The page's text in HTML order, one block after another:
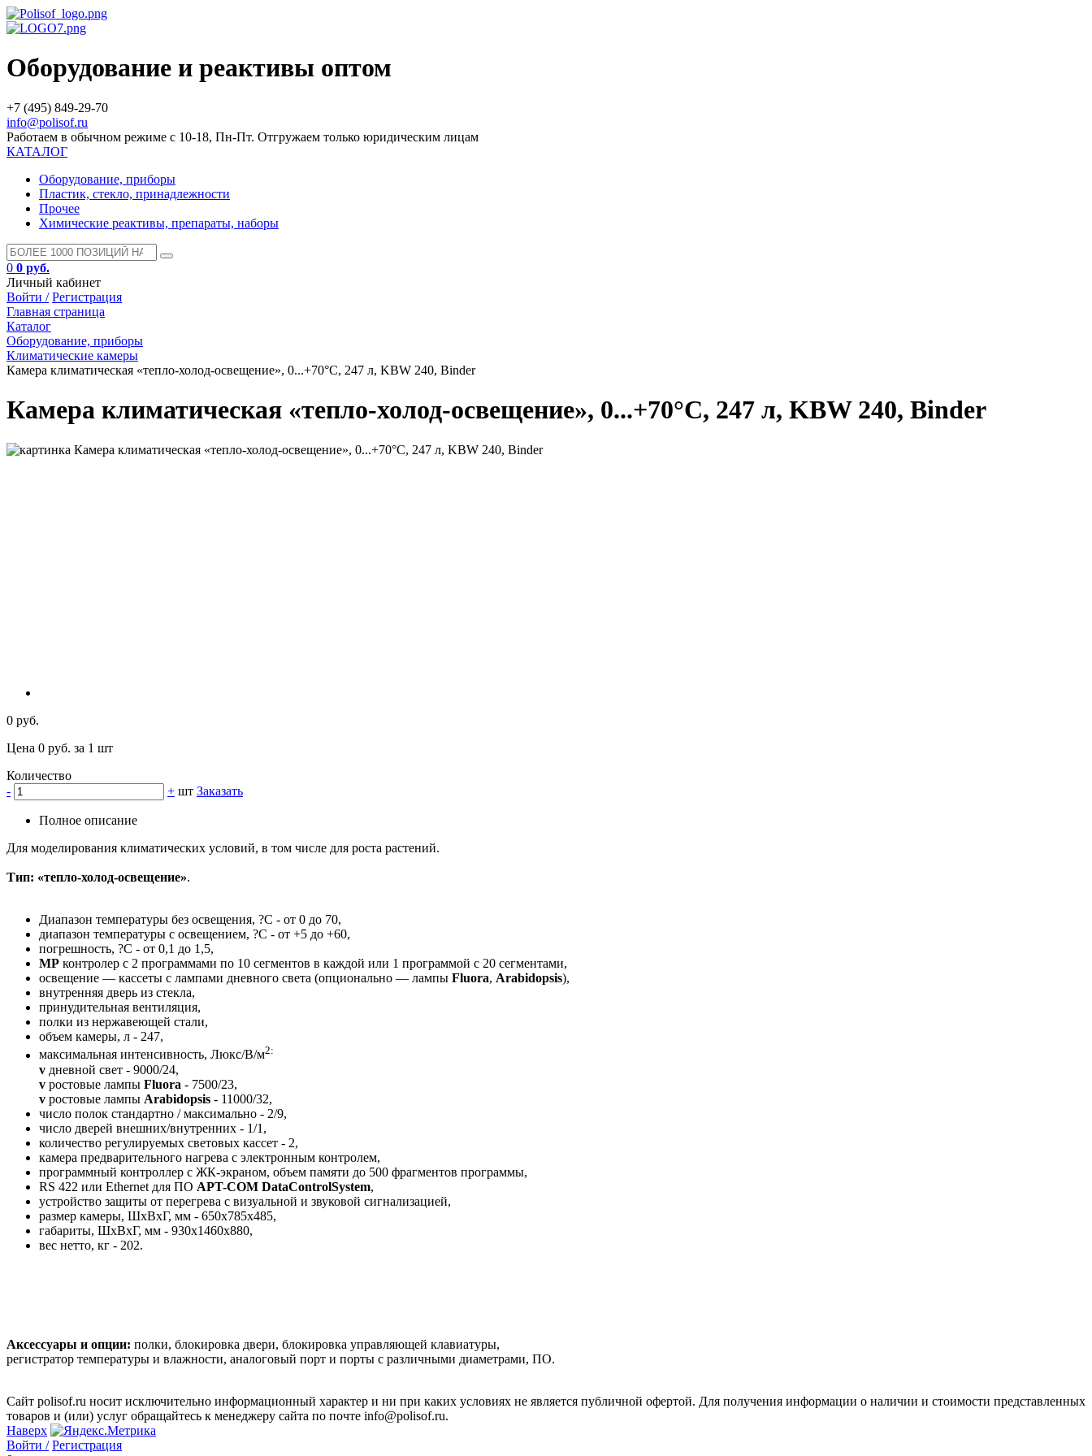
Оборудование и реактивы оптом
+7 (495) 849-29-70
info@polisof.ru
Работаем в обычном режиме с 10-18, Пн-Пт. Отгружаем только юридическим лицам
КАТАЛОГ
Оборудование, приборы
Пластик, стекло, принадлежности
Прочее
Химические реактивы, препараты, наборы
0 0 руб.
Личный кабинет
Войти / Регистрация
Главная страница
Каталог
Оборудование, приборы
Климатические камеры
Камера климатическая «тепло-холод-освещение», 0...+70°С, 247 л, KBW 240, Binder
Камера климатическая «тепло-холод-освещение», 0...+70°С, 247 л, KBW 240, Binder
0 руб.
Цена 0 руб. за 1 шт
Количество
-
+ шт Заказать
Полное описание
Для моделирования климатических условий, в том числе для роста растений.
Тип: «тепло-холод-освещение».
Диапазон температуры без освещения, ?С - от 0 до 70,
диапазон температуры с освещением, ?С - от +5 до +60,
погрешность, ?С - от 0,1 до 1,5,
MP контролер с 2 программами по 10 сегментов в каждой или 1 программой с 20 сегментами,
освещение — кассеты с лампами дневного света (опционально — лампы Fluora, Arabidopsis),
внутренняя дверь из стекла,
принудительная вентиляция,
полки из нержавеющей стали,
объем камеры, л - 247,
максимальная интенсивность, Люкс/В/м2:
v дневной свет - 9000/24,
v ростовые лампы Fluora - 7500/23,
v ростовые лампы Arabidopsis - 11000/32,
число полок стандартно / максимально - 2/9,
число дверей внешних/внутренних - 1/1,
количество регулируемых световых кассет - 2,
камера предварительного нагрева с электронным контролем,
программный контроллер с ЖК-экраном, объем памяти до 500 фрагментов программы,
RS 422 или Ethernet для ПО APT-COM DataControlSystem,
устройство защиты от перегрева с визуальной и звуковой сигнализацией,
размер камеры, ШхВхГ, мм - 650x785x485,
габариты, ШхВхГ, мм - 930x1460х880,
вес нетто, кг - 202.
Аксессуары и опции: полки, блокировка двери, блокировка управляющей клавиатуры,
регистратор температуры и влажности, аналоговый порт и порты с различными диаметрами, ПО.
Сайт polisof.ru носит исключительно информационный характер и ни при каких условиях не является публичной офертой. Для получения информации о наличии и стоимости представленных
товаров и (или) услуг обращайтесь к менеджеру сайта по почте info@polisof.ru.
Наверх
Войти / Регистрация